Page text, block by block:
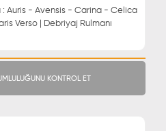
: Auris - Avensis - Carina - Celica
- Corolla - Rav 4 - Yaris - Yaris Verso | Debriyaj Rulmanı
KONTROL ET